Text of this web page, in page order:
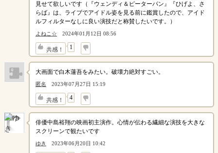
見せて欲しいです（『ウェンディ＆ピーターパン』『ひげよ、さ
らば』は、ライブでアイドル姿を見る前に鑑賞したので、アイド
ルフィルターなしに良い演技だと称賛したいです。）
よねこ☆ 2024年01月12日 08:56
共感！ 1
↓
大画面で白木蓮吾をみたい。破壊力絶対すごい。
匿名 2023年07月27日 15:19
共感！ 4
↓
俳優中島裕翔の映画初主演作。心情が伝わる繊細な演技を大きな
スクリーンで観たいです
ゆき 2023年06月20日 10:42